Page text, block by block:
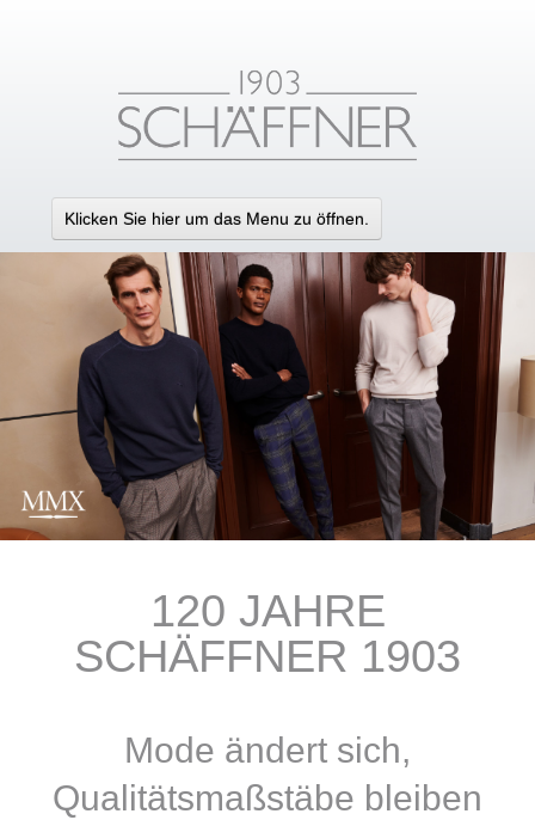
Klicken Sie hier um das Menu zu öffnen.
HOME
MARKEN
KONTAKT
IMPRESSUM
120 JAHRE
SCHÄFFNER 1903
Mode ändert sich,
Qualitätsmaßstäbe bleiben